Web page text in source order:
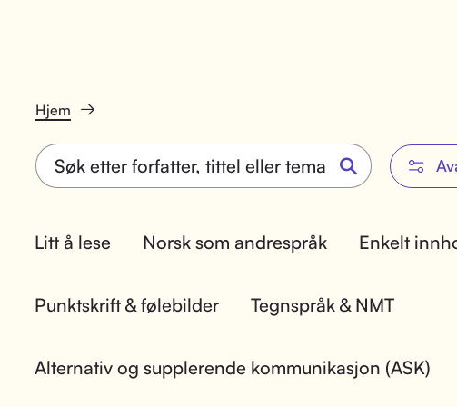
Hjem
Litt å lese Norsk som andrespråk Enkelt
Punktskrift & følebilder Tegnspråk & NMT
Alternativ og supplerende kommunikasjon (ASK)